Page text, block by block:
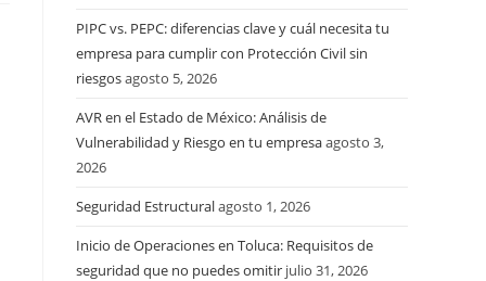
PIPC vs. PEPC: diferencias clave y cuál necesita tu
empresa para cumplir con Protección Civil sin
riesgosagosto 5, 2026
AVR en el Estado de México: Análisis de
Vulnerabilidad y Riesgo en tu empresaagosto 3,
2026
Seguridad Estructuralagosto 1, 2026
Inicio de Operaciones en Toluca: Requisitos de
seguridad que no puedes omitir julio 31, 2026